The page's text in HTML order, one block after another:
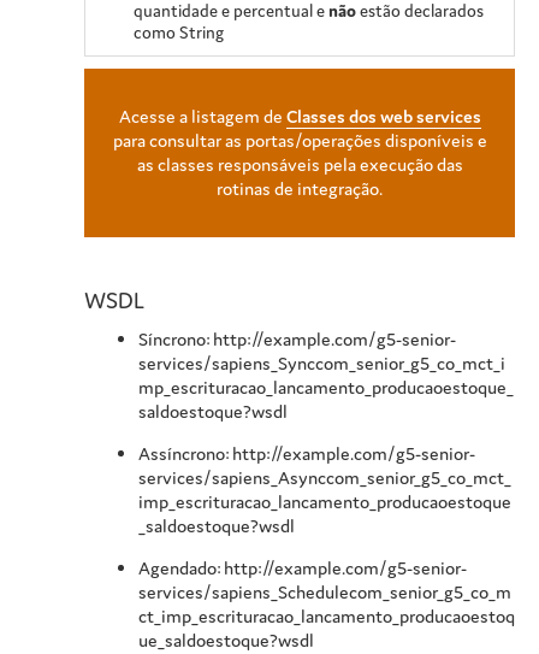
quantidade e percentual e nãoestão declarados
como String
Acesse a listagem de Classes dos web services
para consultar as portas/operações disponíveis e
as classes responsáveis pela execução das
rotinas de integração.
WSDL
Síncrono: http://example.com/g5-senior-
services/sapiens_Synccom_senior_g5_co_mct_i
mp_escrituracao_lancamento_producaoestoque_
saldoestoque?wsdl
Assíncrono: http://example.com/g5-senior-
services/sapiens_Asynccom_senior_g5_co_mct_
imp_escrituracao_lancamento_producaoestoque
_saldoestoque?wsdl
Agendado: http://example.com/g5-senior-
services/sapiens_Schedulecom_senior_g5_co_m
ct_imp_escrituracao_lancamento_producaoestoq
ue_saldoestoque?wsdl